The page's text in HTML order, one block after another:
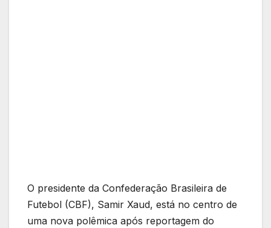
O presidente da Confederação Brasileira de
Futebol (CBF), Samir Xaud, está no centro de
uma nova polêmica após reportagem do